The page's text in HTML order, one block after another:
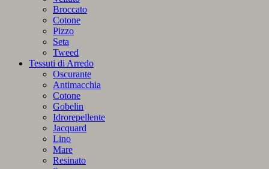
Broccato
Cotone
Pizzo
Seta
Tweed
Tessuti di Arredo
Oscurante
Antimacchia
Cotone
Gobelin
Idrorepellente
Jacquard
Lino
Mare
Resinato